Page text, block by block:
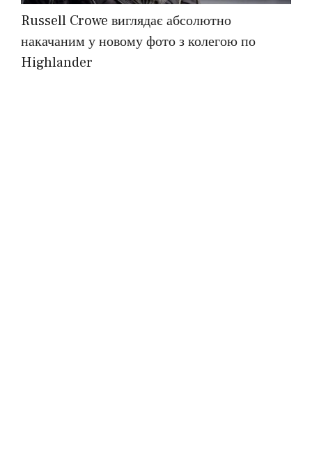
Russell Crowe виглядає абсолютно
накачаним у новому фото з колегою по
Highlander